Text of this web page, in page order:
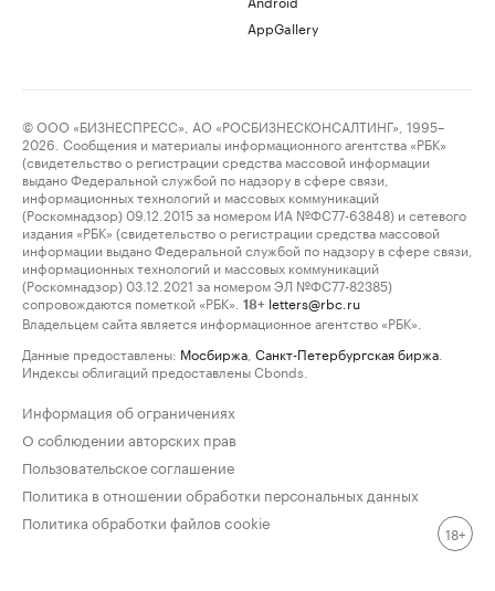
AppGallery
© ООО «БИЗНЕСПРЕСС», АО «РОСБИЗНЕСКОНСАЛТИНГ», 1995–
2026. Сообщения и материалы информационного агентства «РБК»
(свидетельство о регистрации средства массовой информации
выдано Федеральной службой по надзору в сфере связи,
информационных технологий и массовых коммуникаций
(Роскомнадзор) 09.12.2015 за номером ИА №ФС77-63848) и сетевого
издания «РБК» (свидетельство о регистрации средства массовой
информации выдано Федеральной службой по надзору в сфере связи,
информационных технологий и массовых коммуникаций
(Роскомнадзор) 03.12.2021 за номером ЭЛ №ФС77-82385)
сопровождаются пометкой «РБК».
18+ letters@rbc.ru
Владельцем сайта является информационное агентство «РБК».
Данные предоставлены: Мосбиржа Санкт-Петербургская биржа
Индексы облигаций предоставлены Cbonds.
Информация об ограничениях
О соблюдении авторских прав
Пользовательское соглашение
Политика в отношении обработки персональных данных
Политика обработки файлов cookie
18+